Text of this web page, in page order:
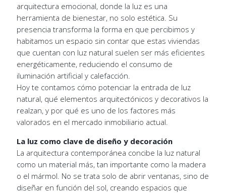
arquitectura emocional, donde la luz es una
herramienta de bienestar, no solo estética. Su
presencia transforma la forma en que percibimos y
habitamos un espacio sin contar que estas viviendas
que cuentan con luz natural suelen ser más eficientes
energéticamente, reduciendo el consumo de
iluminación artificial y calefacción.
Hoy te contamos cómo potenciar la entrada de luz
natural, qué elementos arquitectónicos y decorativos la
realzan, y por qué es uno de los factores más
valorados en el mercado inmobiliario actual.
La luz como clave de diseño y decoración
La arquitectura contemporánea concibe la luz natural
como un material más, tan importante como la madera
o el mármol. No se trata solo de abrir ventanas, sino de
diseñar en función del sol, creando espacios que